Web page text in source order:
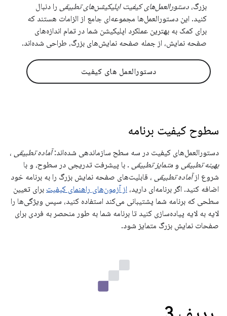
بزرگ، دستورالعمل‌های کیفیت اپلیکیشن‌های تطبیقی ​​را دنبال
کنید. این دستورالعمل‌ها مجموعه‌ای جامع از الزامات هستند که
برای کمک به بهترین عملکرد اپلیکیشن شما در تمام اندازه‌های
صفحه نمایش، از جمله صفحه نمایش‌های بزرگ، طراحی شده‌اند.
دستورالعمل های کیفیت
سطوح کیفیت برنامه
دستورالعمل‌های کیفیت در سه سطح سازماندهی شده‌اند:آماده تطبیقی ،
بهینه تطبیقی ​​و متمایز تطبیقی . با پیشرفت تدریجی در سطوح، و با
شروع ازآماده تطبیقی ، قابلیت‌های صفحه نمایش بزرگ را به برنامه خود
اضافه کنید. اگر برنامه‌ای دارید، از آزمون‌های راهنمای کیفیت برای تعیین
سطحی که برنامه شما پشتیبانی می‌کند استفاده کنید، سپس ویژگی‌ها را
لایه به لایه پیاده‌سازی کنید تا برنامه شما به طور منحصر به فردی برای
صفحات نمایش بزرگ متمایز شود.